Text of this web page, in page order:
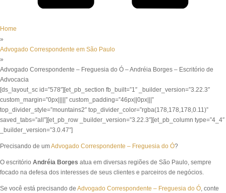
Home
»
Advogado Correspondente em São Paulo
»
Advogado Correspondente – Freguesia do Ó – Andréia Borges – Escritório de
Advocacia
[ds_layout_sc id=”578″][et_pb_section fb_built=”1″ _builder_version=”3.22.3″
custom_margin=”0px|||||” custom_padding=”46px||0px|||”
top_divider_style=”mountains2″ top_divider_color=”rgba(178,178,178,0.11)”
saved_tabs=”all”][et_pb_row _builder_version=”3.22.3″][et_pb_column type=”4_4″
_builder_version=”3.0.47″]
Precisando de umAdvogado Correspondente – Freguesia do Ó?
O escritório Andréia Borges atua em diversas regiões de São Paulo, sempre
focado na defesa dos interesses de seus clientes e parceiros de negócios.
Se você está precisando de Advogado Correspondente – Freguesia do Ó , conte